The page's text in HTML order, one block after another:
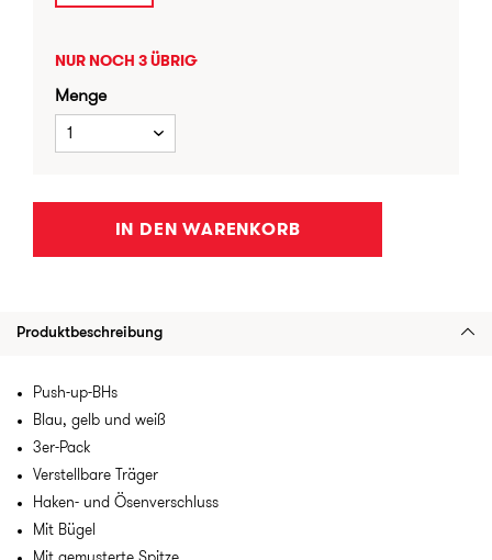
NUR NOCH 3 ÜBRIG
Menge
1
IN DEN WARENKORB
Produktbeschreibung
Push-up-BHs
Blau, gelb und weiß
3er-Pack
Verstellbare Träger
Haken- und Ösenverschluss
Mit Bügel